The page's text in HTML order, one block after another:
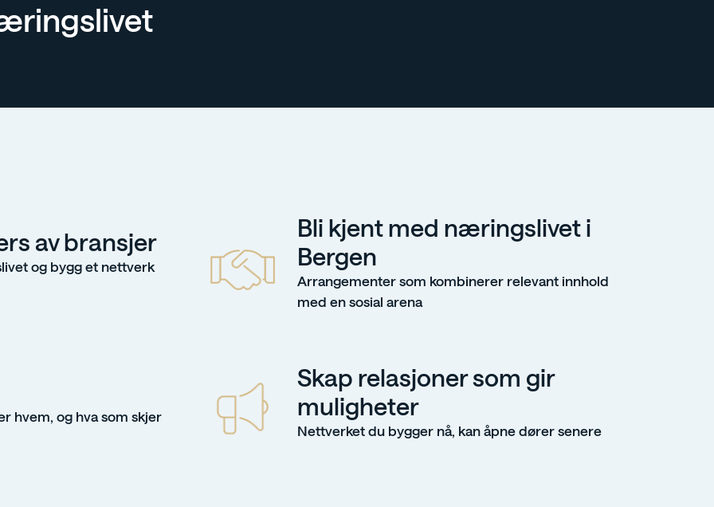
av bransjer
og bygg et nettverk
Bli kjent med næringslivet i
Bergen
Arrangementer som kombinerer relevant innhold
med en sosial arena
hvem, og hva som skjer
Skap relasjoner som gir
muligheter
Nettverket du bygger nå, kan åpne dører senere